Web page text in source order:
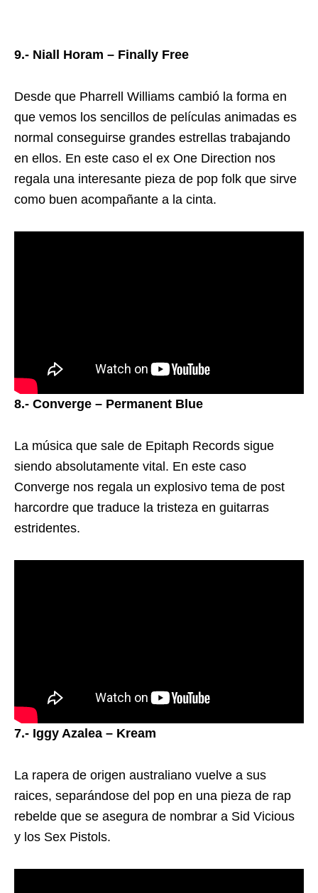
9.- Niall Horam – Finally Free
Desde que Pharrell Williams cambió la forma en
que vemos los sencillos de películas animadas es
normal conseguirse grandes estrellas trabajando
en ellos. En este caso el ex One Direction nos
regala una interesante pieza de pop folk que sirve
como buen acompañante a la cinta.
8.- Converge – Permanent Blue
La música que sale de Epitaph Records sigue
siendo absolutamente vital. En este caso
Converge nos regala un explosivo tema de post
harcordre que traduce la tristeza en guitarras
estridentes.
7.- Iggy Azalea – Kream
La rapera de origen australiano vuelve a sus
raices, separándose del pop en una pieza de rap
rebelde que se asegura de nombrar a Sid Vicious
y los Sex Pistols.